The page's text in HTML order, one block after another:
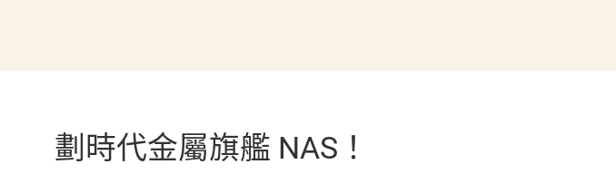
劃時代金屬旗艦 NAS！